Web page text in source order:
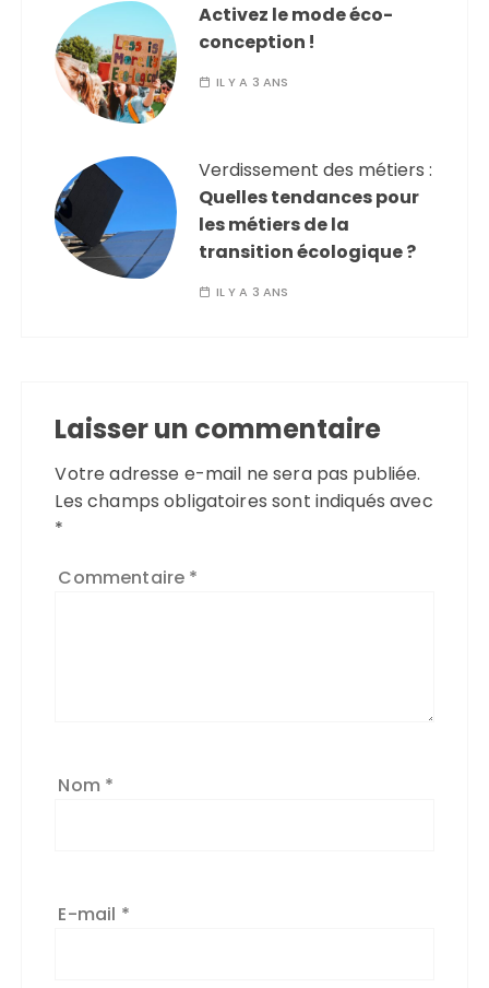
Activez le mode éco-
conception !
IL Y A 3 ANS
Verdissement des métiers :
Quelles tendances pour
les métiers de la
transition écologique ?
IL Y A 3 ANS
Laisser un commentaire
Votre adresse e-mail ne sera pas publiée.
Les champs obligatoires sont indiqués avec
*
Commentaire *
Nom *
E-mail *